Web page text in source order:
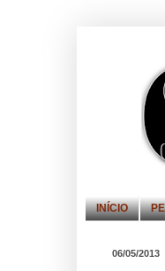
INÍCIO
06/05/2013